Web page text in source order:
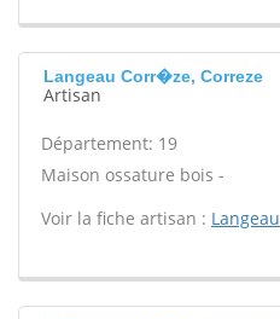
Langeau Corr�ze, Correze
Artisan
Département: 19
Maison ossature bois -
Voir la fiche artisan : Langeau